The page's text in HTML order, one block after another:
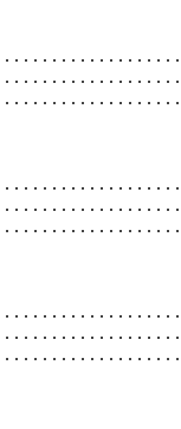
. . . . . . . . . . . . . . . . .
. . . . . . . . . . . . . . . . .
. . . . . . . . . . . . . . . . .
. . . . . . . . . . . . . . . . .
. . . . . . . . . . . . . . . . .
. . . . . . . . . . . . . . . . .
. . . . . . . . . . . . . . . . .
. . . . . . . . . . . . . . . . .
. . . . . . . . . . . . . . . . .